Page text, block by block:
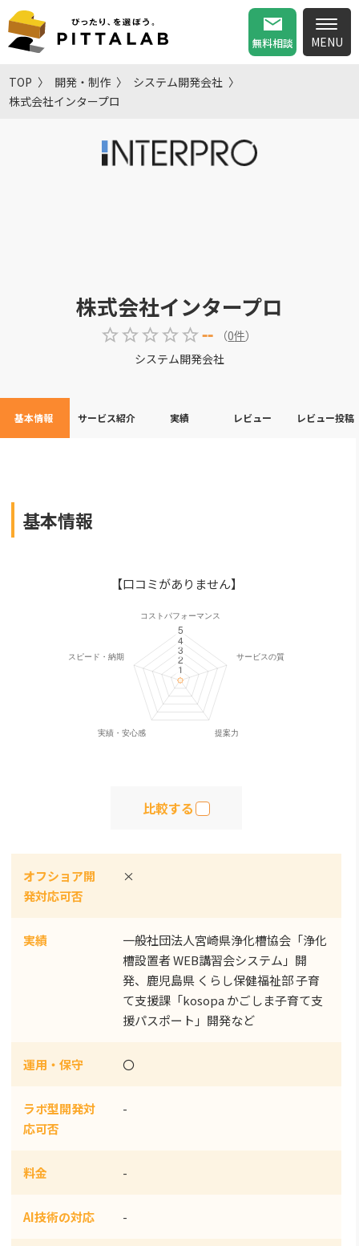
無料相談
TOP 開発・制作
システム開発会社
株式会社インタープロ
株式会社インタープロ
-- （0件）
システム開発会社
基本情報 サービス紹介 実績 レビュー レビュー投稿
基本情報
【口コミがありません】
比較する
オフショア開
発対応可否
×
実績
一般社団法人宮崎県浄化槽協会「浄化
槽設置者 WEB講習会システム」開
発、鹿児島県 くらし保健福祉部 子育
て支援課「kosopa かごしま子育て支
援パスポート」開発など
運用・保守 〇
ラボ型開発対
応可否
-
料金 -
AI技術の対応 -